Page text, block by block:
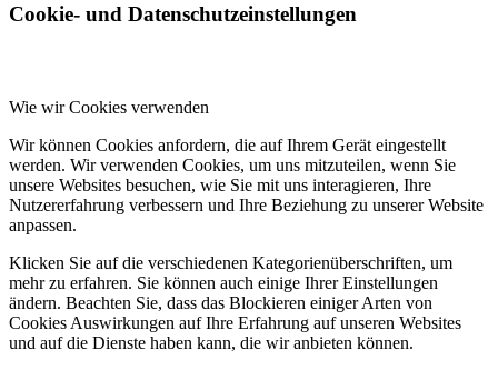
Cookie- und Datenschutzeinstellungen
Wie wir Cookies verwenden
Wir können Cookies anfordern, die auf Ihrem Gerät eingestellt
werden. Wir verwenden Cookies, um uns mitzuteilen, wenn Sie
unsere Websites besuchen, wie Sie mit uns interagieren, Ihre
Nutzererfahrung verbessern und Ihre Beziehung zu unserer Website
anpassen.
Klicken Sie auf die verschiedenen Kategorienüberschriften, um
mehr zu erfahren. Sie können auch einige Ihrer Einstellungen
ändern. Beachten Sie, dass das Blockieren einiger Arten von
Cookies Auswirkungen auf Ihre Erfahrung auf unseren Websites
und auf die Dienste haben kann, die wir anbieten können.